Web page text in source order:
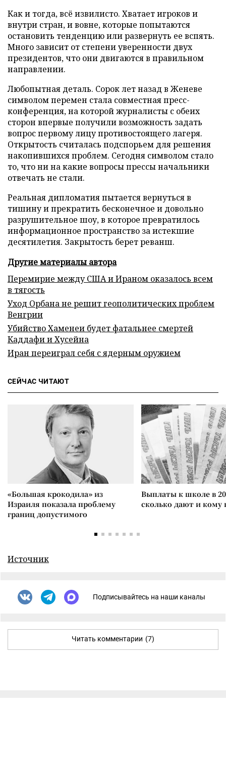
Как и тогда, всё извилисто. Хватает игроков и
внутри стран, и вовне, которые попытаются
остановить тенденцию или развернуть ее вспять.
Много зависит от степени уверенности двух
президентов, что они двигаются в правильном
направлении.
Любопытная деталь. Сорок лет назад в Женеве
символом перемен стала совместная пресс-
конференция, на которой журналисты с обеих
сторон впервые получили возможность задать
вопрос первому лицу противостоящего лагеря.
Открытость считалась подспорьем для решения
накопившихся проблем. Сегодня символом стало
то, что ни на какие вопросы прессы начальники
отвечать не стали.
Реальная дипломатия пытается вернуться в
тишину и прекратить бесконечное и довольно
разрушительное шоу, в которое превратилось
информационное пространство за истекшие
десятилетия. Закрытость берет реванш.
Другие материалы автора
Перемирие между США и Ираном оказалось всем
в тягость
Уход Орбана не решит геополитических проблем
Венгрии
Убийство Хаменеи будет фатальнее смертей
Каддафи и Хусейна
Иран переиграл себя с ядерным оружием
СЕЙЧАС ЧИТАЮТ
«Большая крокодила» из
Израиля показала проблему
границ допустимого
Выплаты к школе в
сколько дают и
Источник
Подписывайтесь на наши каналы
Читать комментарии (7)